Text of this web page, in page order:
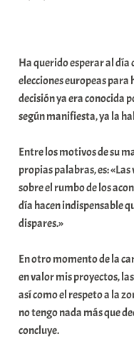
a
r
E
r
i
o
x
a
m
u
n
i
Ha querido esperar al día
elecciones europeas para
decisión ya era conocida
según manifiesta, ya la
Entre los motivos de su
propias palabras, es:
sobre el rumbo de los
día hacen indispensable
dispares.»
En otro momento de la
en valor mis proyectos,
así como el respeto a la
no tengo nada más que
concluye.